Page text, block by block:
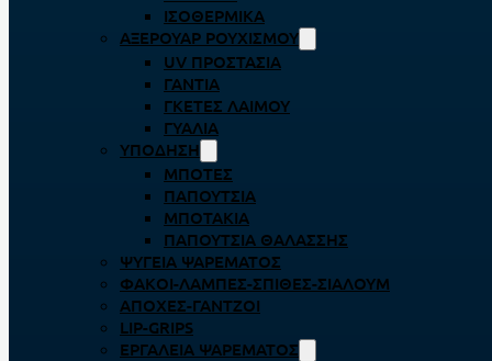
ΙΣΟΘΕΡΜΙΚΆ
ΑΞΕΡΟΥΆΡ ΡΟΥΧΙΣΜΟΎ
UV ΠΡΟΣΤΑΣΊΑ
ΓΆΝΤΙΑ
ΓΚΈΤΕΣ ΛΑΊΜΟΥ
ΓΥΑΛΙΆ
ΥΠΌΔΗΣΗ
ΜΠΌΤΕΣ
ΠΑΠΟΎΤΣΙΑ
ΜΠΟΤΆΚΙΑ
ΠΑΠΟΎΤΣΙΑ ΘΑΛΆΣΣΗΣ
ΨΥΓΕΊΑ ΨΑΡΈΜΑΤΟΣ
ΦΑΚΟΊ-ΛΆΜΠΕΣ-ΣΠΊΘΕΣ-ΣΊΑΛΟΥΜ
ΑΠΌΧΕΣ-ΓΆΝΤΖΟΙ
LIP-GRIPS
EΡΓΑΛΕΊΑ ΨΑΡΈΜΑΤΟΣ